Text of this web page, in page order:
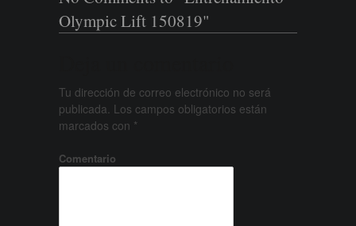
Olympic Lift 150819"
Tu dirección de correo electrónico no será
publicada. Los campos obligatorios están
marcados con *
Comentario